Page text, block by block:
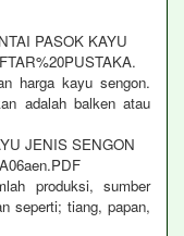
PASOK KAYU
harga kayu sengon.
adalah balken atau
JENIS SENGON
produksi, sumber
seperti; tiang, papan,